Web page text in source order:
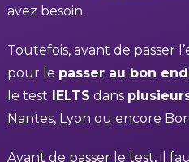
avez besoin.
Toutefois, avant de passer
pour le passer au bon
le test IELTS dans
Nantes, Lyon ou encore
Avant de passer le test, il